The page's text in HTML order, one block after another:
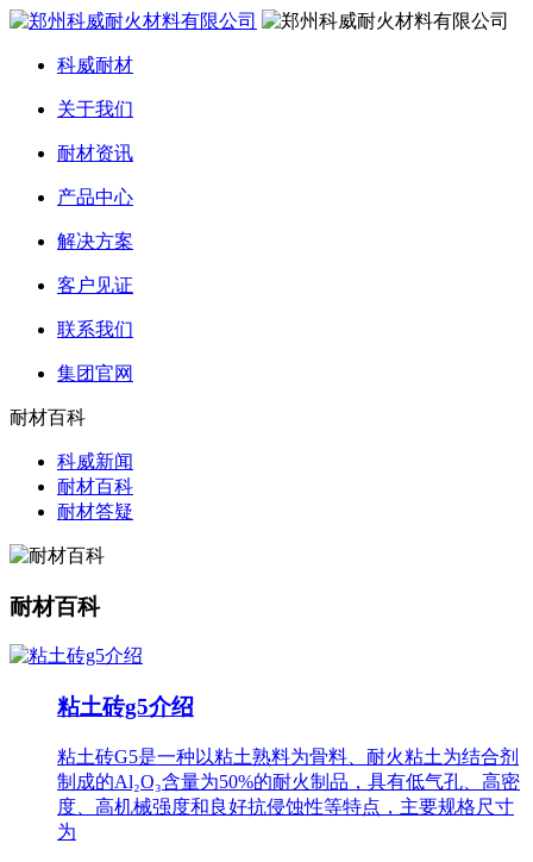
科威耐材
关于我们
耐材资讯
产品中心
解决方案
客户见证
联系我们
集团官网
耐材百科
科威新闻
耐材百科
耐材答疑
耐材百科
粘土砖g5介绍
粘土砖G5是一种以粘土熟料为骨料、耐火粘土为结合剂
制成的Al₂O₃含量为50%的耐火制品，具有低气孔、高密
度、高机械强度和良好抗侵蚀性等特点，主要规格尺寸
为